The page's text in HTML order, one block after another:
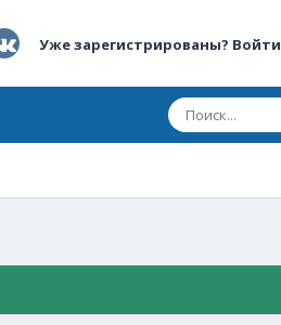
Уже зарегистрированы? Войти